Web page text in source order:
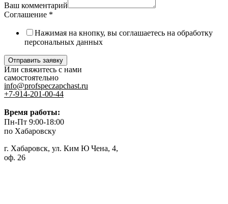
Ваш комментарий
Соглашение *
Нажимая на кнопку, вы соглашаетесь на обработку
персональных данных
Отправить заявку
Или свяжитесь с нами
самостоятельно
info@profspeczapchast.ru
+7-914-201-00-44
Время работы:
Пн-Пт 9:00-18:00
по Хабаровску
г. Хабаровск, ул. Ким Ю Чена, 4,
оф. 26